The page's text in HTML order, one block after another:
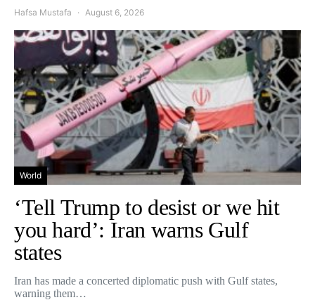
Hafsa Mustafa August 6, 2026
World
‘Tell Trump to desist or we hit
you hard’: Iran warns Gulf
states
Iran has made a concerted diplomatic push with Gulf states,
warning them…